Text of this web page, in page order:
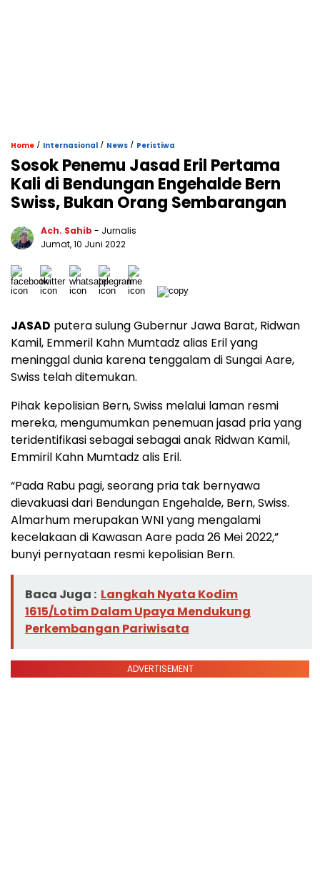
Home / Internasional / News / Peristiwa
Sosok Penemu Jasad Eril Pertama
Kali di Bendungan Engehalde Bern
Swiss, Bukan Orang Sembarangan
Ach. Sahib - Jurnalis
Jumat, 10 Juni 2022
JASAD putera sulung Gubernur Jawa Barat, Ridwan
Kamil, Emmeril Kahn Mumtadz alias Eril yang
meninggal dunia karena tenggalam di Sungai Aare,
Swiss telah ditemukan.
Pihak kepolisian Bern, Swiss melalui laman resmi
mereka, mengumumkan penemuan jasad pria yang
teridentifikasi sebagai sebagai anak Ridwan Kamil,
Emmiril Kahn Mumtadz alis Eril.
“Pada Rabu pagi, seorang pria tak bernyawa
dievakuasi dari Bendungan Engehalde, Bern, Swiss.
Almarhum merupakan WNI yang mengalami
kecelakaan di Kawasan Aare pada 26 Mei 2022,”
bunyi pernyataan resmi kepolisian Bern.
Baca Juga : Langkah Nyata Kodim
1615/Lotim Dalam Upaya Mendukung
Perkembangan Pariwisata
ADVERTISEMENT